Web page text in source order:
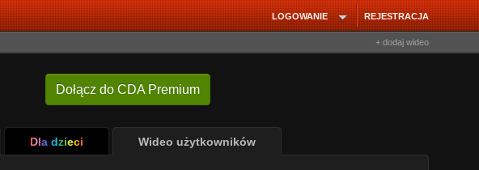
REJESTRACJA
LOGOWANIE
+ dodaj wideo
Dołącz do CDA Premium
Dla dzieci Wideo użytkowników